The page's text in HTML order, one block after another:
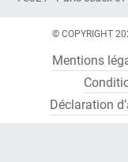
© COPYRIGHT
Mentions
Déclaration